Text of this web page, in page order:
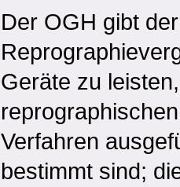
Der OGH gibt
Geräte zu
Verfahren
bestimmt sind;